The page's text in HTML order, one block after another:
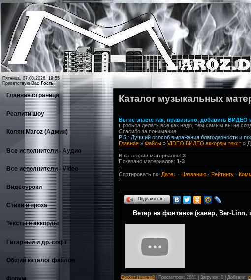
Пятница, 07.08.2026, 19:55
Приветствую Вас Гость
Главная страница
Реалити шоу
Колян Maroz (Админ)
Все исполнители - Аудио
Все исполнители - Video
Видеоуроки
Стихи и проза
Тексты и аккорды
Гитарный и др. софт
Общий каталог файлов
Форум
Каталог музыкальных
Вы не знаете как, правильно, добавить ВИДЕО
Просьба делать всё как надо, тем самым вы не
Спасибо за понимание.
P.S.: Лучший способ выражения благодарности и
Главная » Файлы » VIDEO ВИДЕО аккорды текст »
В категории материалов: 3
Показано материалов: 1-3
Сортировать по: Дате · Названию · Рейтингу ·
Поделиться…
Ветер на фонтанке (кавер, Ber-Linn,
Дробот Николай | Просмотров: 2681 | Загрузок: 0 | Добавил: